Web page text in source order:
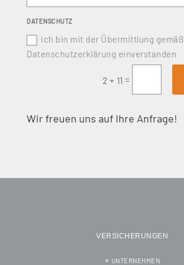
DATENSCHUTZ
Ich bin mit der Übermittlung gemäß
Datenschutzerklärung einverstanden
2 + 11 =
Wir freuen uns auf Ihre Anfrage!
VERSICHERUNGEN
UNTERNEHMEN